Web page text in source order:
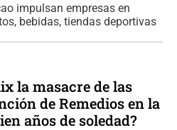
impulsan empresas en
bebidas, tiendas deportivas
la masacre de las
de Remedios en la
años de soledad?